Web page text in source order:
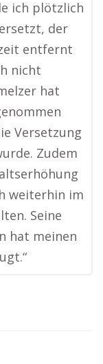
ich plötzlich
der
entfernt
nicht
hat
Versetzung
Zudem
weiterhin im
Seine
hat meinen